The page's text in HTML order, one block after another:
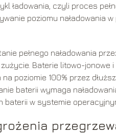
ładowania, czyli proces
poziomu naładowania
pełnego naładowania
Baterie litowo-jonowe
poziomie 100% przez
baterii wymaga
baterii w systemie